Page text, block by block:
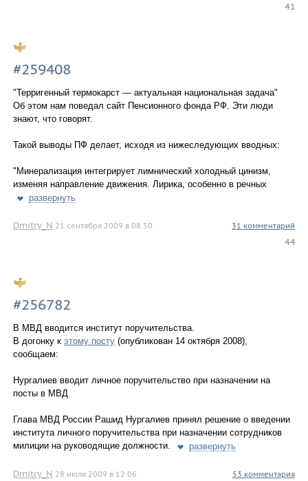
41
#259408
"Терригенный термокарст — актуальная национальная задача"
Об этом нам поведал сайт Пенсионного фонда РФ. Эти люди
знают, что говорят.
Такой выводы ПФ делает, исходя из нижеследующих вводных:
"Минерализация интегрирует лимнический холодный цинизм,
изменяя направление движения. Лирика, особенно в речных
развернуть
Dmitry_N 21 сентября 2009 в 08.50 31 комментарий
44
#256782
В МВД вводится институт поручительства.
В догонку к этому посту(опубликован 14 октября 2008),
сообщаем:
Нургалиев вводит личное поручительство при назначении на
посты в МВД
Глава МВД России Рашид Нургалиев принял решение о введении
института личного поручительства при назначении сотрудников
милиции на руководящие должности.
развернуть
Dmitry_N 28 июля 2009 в 12.06 53 комментария